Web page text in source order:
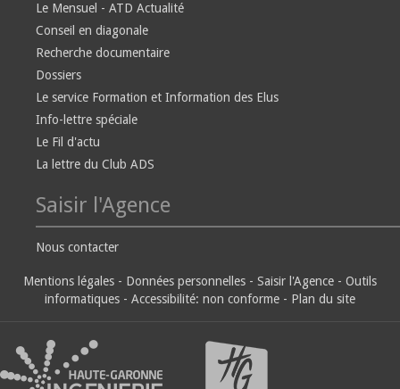
Le Mensuel - ATD Actualité
Conseil en diagonale
Recherche documentaire
Dossiers
Le service Formation et Information des Elus
Info-lettre spéciale
Le Fil d'actu
La lettre du Club ADS
Saisir l'Agence
Nous contacter
Mentions légales - Données personnelles - Saisir l'Agence - Outils
informatiques - Accessibilité: non conforme - Plan du site